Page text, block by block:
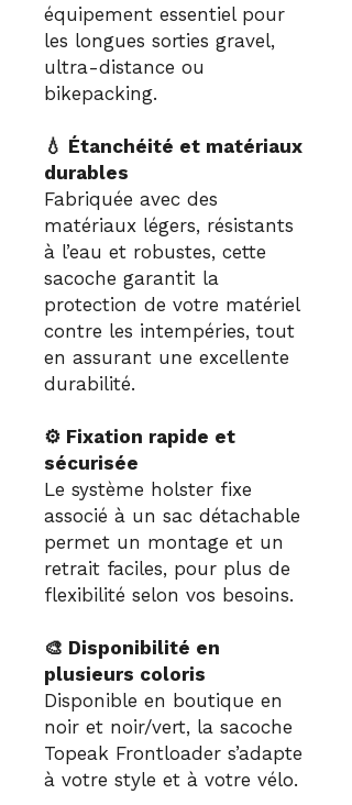
équipement essentiel pour
les longues sorties gravel,
ultra-distance ou
bikepacking.
💧 Étanchéité et matériaux
durables
Fabriquée avec des
matériaux légers, résistants
à l’eau et robustes, cette
sacoche garantit la
protection de votre matériel
contre les intempéries, tout
en assurant une excellente
durabilité.
⚙️ Fixation rapide et
sécurisée
Le système holster fixe
associé à un sac détachable
permet un montage et un
retrait faciles, pour plus de
flexibilité selon vos besoins.
🎨 Disponibilité en
plusieurs coloris
Disponible en boutique en
noir et noir/vert, la sacoche
Topeak Frontloader s’adapte
à votre style et à votre vélo.